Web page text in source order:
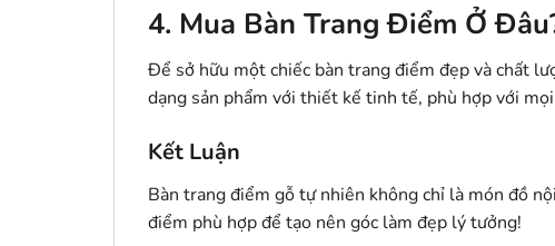
4. Mua Bàn Trang Điểm Ở
Để sở hữu một chiếc bàn trang điểm đẹp và chất
dạng sản phẩm với thiết kế tinh tế, phù hợp với
Kết Luận
Bàn trang điểm gỗ tự nhiên không chỉ là món đồ
điểm phù hợp để tạo nên góc làm đẹp lý tưởng!